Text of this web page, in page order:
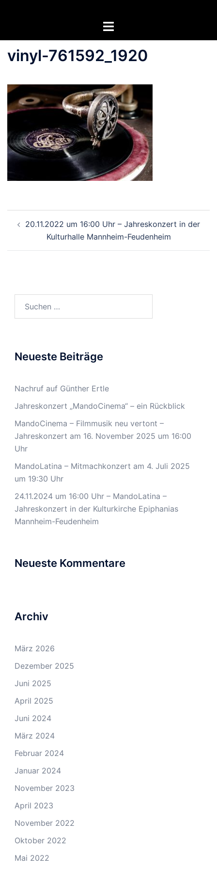
Menü
vinyl-761592_1920
20.11.2022 um 16:00 Uhr – Jahreskonzert in der
Kulturhalle Mannheim-Feudenheim
Neueste Beiträge
Nachruf auf Günther Ertle
Jahreskonzert „MandoCinema“ – ein Rückblick
MandoCinema – Filmmusik neu vertont –
Jahreskonzert am 16. November 2025 um 16:00
Uhr
MandoLatina – Mitmachkonzert am 4. Juli 2025
um 19:30 Uhr
24.11.2024 um 16:00 Uhr – MandoLatina –
Jahreskonzert in der Kulturkirche Epiphanias
Mannheim-Feudenheim
Neueste Kommentare
Archiv
März 2026
Dezember 2025
Juni 2025
April 2025
Juni 2024
März 2024
Februar 2024
Januar 2024
November 2023
April 2023
November 2022
Oktober 2022
Mai 2022